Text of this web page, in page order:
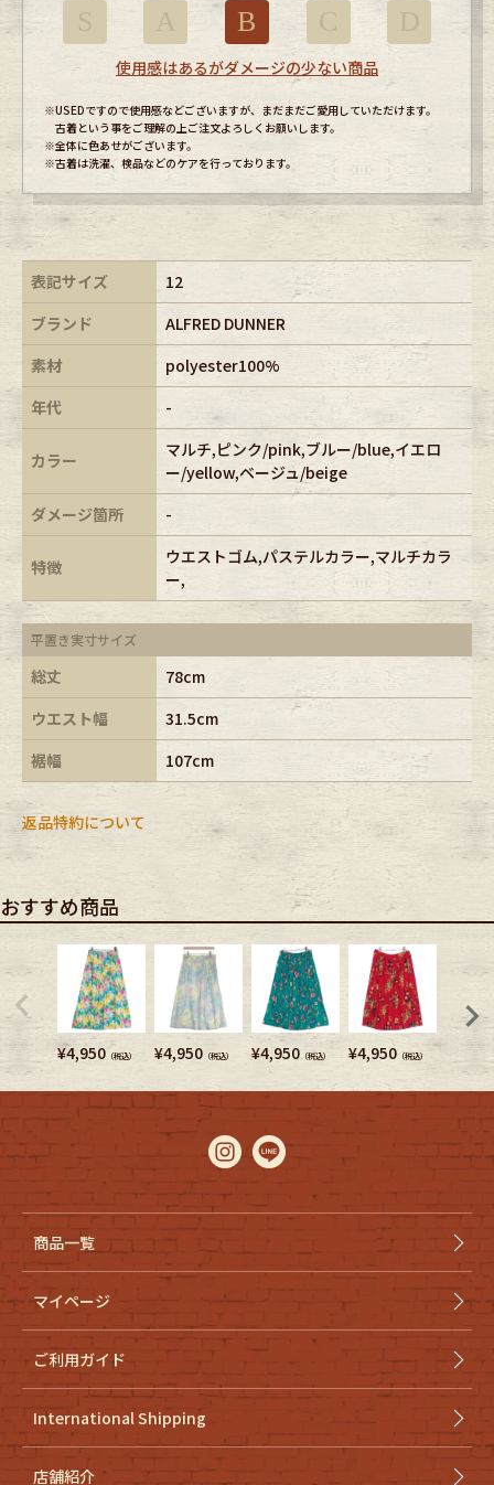
B
使用感はあるがダメージの少ない商品
※USEDですので使用感などございますが、まだまだご愛用していただけます。
古着という事をご理解の上ご注文よろしくお願いします。
※全体に色あせがございます。
※古着は洗濯、検品などのケアを行っております。
表記サイズ
12
ブランド
ALFRED DUNNER
素材
polyester100%
年代
-
カラー
マルチ,ピンク/pink,ブルー/blue,イエロ
ー/yellow,ベージュ/beige
ダメージ箇所
-
特徴
ウエストゴム,パステルカラー,マルチカラ
ー,
平置き実寸サイズ
総丈
78cm
ウエスト幅
31.5cm
裾幅
107cm
返品特約について
おすすめ商品
¥4,950 （税込） ¥4,950 （税込） ¥4,950 （税込） ¥4,950 （税込） 3,740
商品一覧
マイページ
ご利用ガイド
International Shipping
店舗紹介